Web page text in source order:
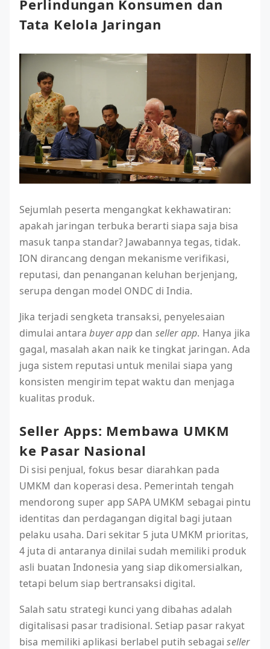
Perlindungan Konsumen dan
Tata Kelola Jaringan
Sejumlah peserta mengangkat kekhawatiran:
apakah jaringan terbuka berarti siapa saja bisa
masuk tanpa standar? Jawabannya tegas, tidak.
ION dirancang dengan mekanisme verifikasi,
reputasi, dan penanganan keluhan berjenjang,
serupa dengan model ONDC di India.
Jika terjadi sengketa transaksi, penyelesaian
dimulai antarabuyer appdan seller app. Hanya jika
gagal, masalah akan naik ke tingkat jaringan. Ada
juga sistem reputasi untuk menilai siapa yang
konsisten mengirim tepat waktu dan menjaga
kualitas produk.
Seller Apps: Membawa UMKM
ke Pasar Nasional
Di sisi penjual, fokus besar diarahkan pada
UMKM dan koperasi desa. Pemerintah tengah
mendorong super app SAPA UMKM sebagai pintu
identitas dan perdagangan digital bagi jutaan
pelaku usaha. Dari sekitar 5 juta UMKM prioritas,
4 juta di antaranya dinilai sudah memiliki produk
asli buatan Indonesia yang siap dikomersialkan,
tetapi belum siap bertransaksi digital.
Salah satu strategi kunci yang dibahas adalah
digitalisasi pasar tradisional. Setiap pasar rakyat
bisa memiliki aplikasi berlabel putih sebagaiseller